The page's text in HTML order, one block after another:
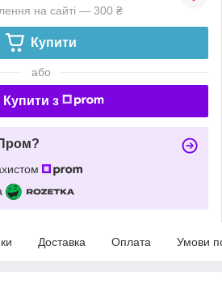
на сайті — 300 ₴
Купити
або
Купити з
Доставка Оплата Умови